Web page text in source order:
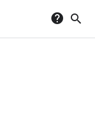
help search